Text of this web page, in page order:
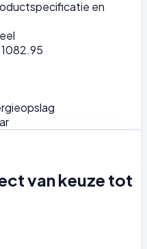
en
1082.95
van keuze tot